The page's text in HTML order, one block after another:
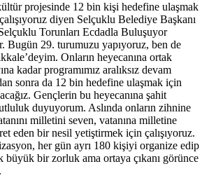
projesinde 12 bin kişi hedefine ulaşmak
diyen Selçuklu Belediye Başkanı
Torunları Ecdadla Buluşuyor
Bugün 29. turumuzu yapıyoruz, ben de
Onların heyecanına ortak
kadar programımız aralıksız devam
sonra da 12 bin hedefine ulaşmak için
Gençlerin bu heyecanına şahit
duyuyorum. Aslında onların zihnine
milletini seven, vatanına milletine
eden bir nesil yetiştirmek için çalışıyoruz.
her gün ayrı 180 kişiyi organize edip
büyük bir zorluk ama ortaya çıkanı görünce